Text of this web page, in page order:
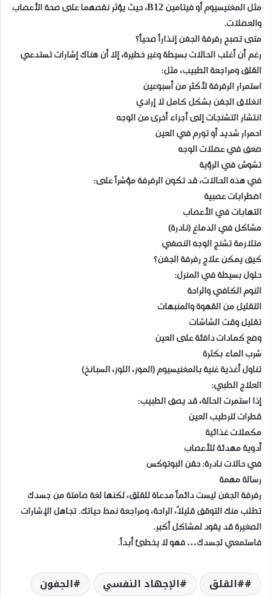
مثل المغنيسيوم أو فيتامين B12، حيث يؤثر نقصهما على صحة الأعصاب
والعضلات.
متى تصبح رفرفة الجفن إنذاراً صحياً؟
رغم أن أغلب الحالات بسيطة وغير خطيرة، إلا أن هناك إشارات تستدعي
القلق ومراجعة الطبيب، مثل:
استمرار الرفرفة لأكثر من أسبوعين
انغلاق الجفن بشكل كامل لا إرادي
انتشار التشنجات إلى أجزاء أخرى من الوجه
احمرار شديد أو تورم في العين
ضعف في عضلات الوجه
تشوش في الرؤية
في هذه الحالات، قد تكون الرفرفة مؤشراً على:
اضطرابات عصبية
التهابات في الأعصاب
مشاكل في الدماغ (نادرة)
متلازمة تشنج الوجه النصفي
كيف يمكن علاج رفرفة الجفن؟
حلول بسيطة في المنزل:
النوم الكافي والراحة
التقليل من القهوة والمنبهات
تقليل وقت الشاشات
وضع كمادات دافئة على العين
شرب الماء بكثرة
تناول أغذية غنية بالمغنيسيوم (الموز، اللوز، السبانخ)
العلاج الطبي:
إذا استمرت الحالة، قد يصف الطبيب:
قطرات لترطيب العين
مكملات غذائية
أدوية مهدئة للأعصاب
في حالات نادرة: حقن البوتوكس
رسالة مهمة
رفرفة الجفن ليست دائماً مدعاة للقلق، لكنها لغة صامتة من جسدك
تطلب منك التوقف قليلاً، الراحة، ومراجعة نمط حياتك. تجاهل الإشارات
الصغيرة قد يقود لمشاكل أكبر.
فاستمعي لجسدك… فهو لا يخطئ أبداً.
#القلق الإجهاد النفسي الجفون